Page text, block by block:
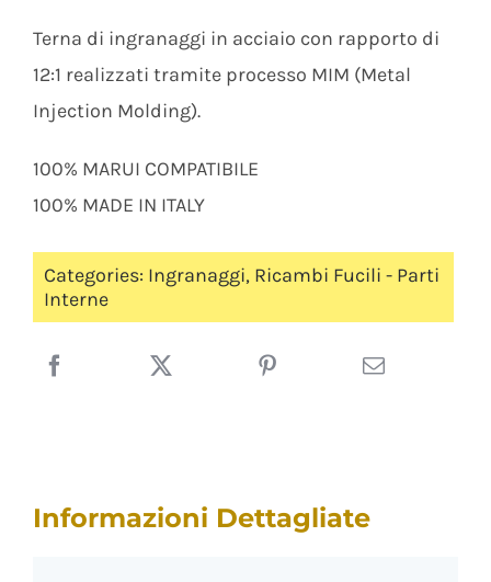
Terna di ingranaggi in acciaio con rapporto di
12:1 realizzati tramite processo MIM (Metal
Injection Molding).
100% MARUI COMPATIBILE
100% MADE IN ITALY
Categories: Ingranaggi, Ricambi Fucili - Parti
Interne
Informazioni Dettagliate